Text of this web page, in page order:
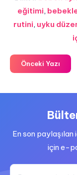
eğitimi,
rutini, uyku
Önceki Yazı
En son
için e-